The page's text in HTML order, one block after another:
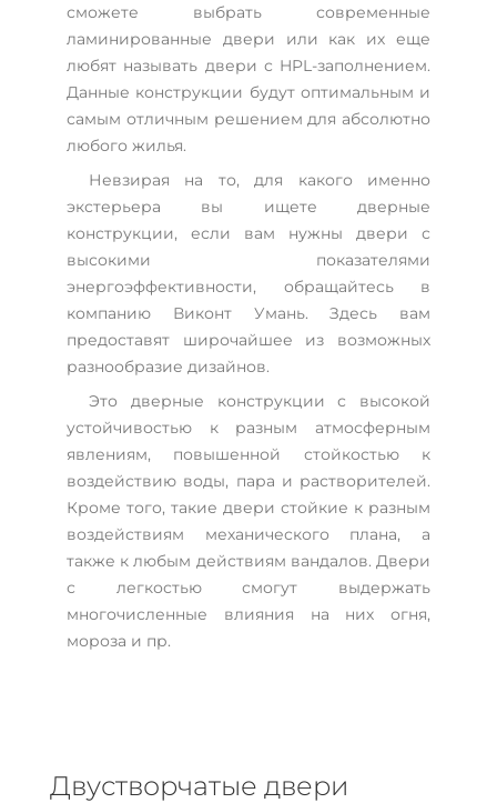
сможете выбрать современные
ламинированные двери или как их еще
любят называть двери с HPL-заполнением.
Данные конструкции будут оптимальным и
самым отличным решением для абсолютно
любого жилья.
Невзирая на то, для какого именно
экстерьера вы ищете дверные
конструкции, если вам нужны двери с
высокими показателями
энергоэффективности, обращайтесь в
компанию Виконт Умань. Здесь вам
предоставят широчайшее из возможных
разнообразие дизайнов.
Это дверные конструкции с высокой
устойчивостью к разным атмосферным
явлениям, повышенной стойкостью к
воздействию воды, пара и растворителей.
Кроме того, такие двери стойкие к разным
воздействиям механического плана, а
также к любым действиям вандалов. Двери
с легкостью смогут выдержать
многочисленные влияния на них огня,
мороза и пр.
Двустворчатые двери